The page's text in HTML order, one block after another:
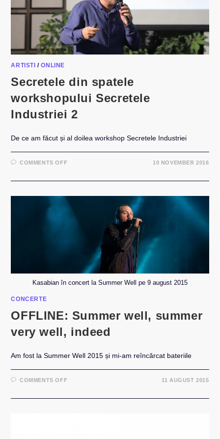
ARTISTI /ONLINE
Secretele din spatele
workshopului Secretele
Industriei 2
De ce am făcut și al doilea workshop Secretele Industriei
COMMENTS OFFON
SPATELE
2
10 NOVEMBER 2016
Kasabian în concert la Summer Well pe 9 august 2015
CONCERTE
OFFLINE: Summer well, summer
very well, indeed
Am fost la Summer Well 2015 și mi-am reîncărcat bateriile
COMMENTS OFFON
WELL,
11 AUGUST 2015